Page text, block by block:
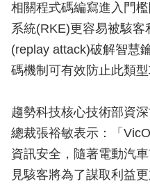
相關程式碼編寫進入門
系統(RKE)更容易被駭
(replay attack)破解智慧
碼機制可有效防止此類型
趨勢科技核心技術部資
總裁張裕敏表示：「
資訊安全，隨著電動汽
見駭客將為了謀取利益